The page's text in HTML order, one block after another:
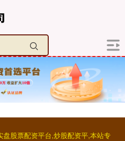
股票配资平台,炒股配资平,本站专